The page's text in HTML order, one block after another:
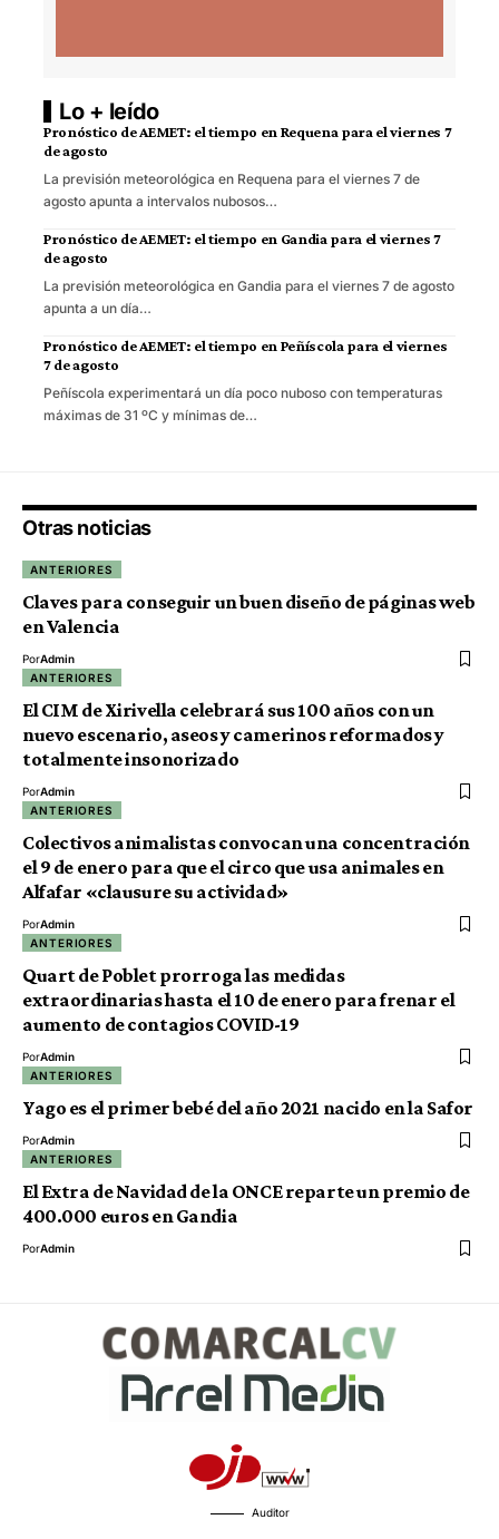
Lo + leído
Pronóstico de AEMET: el tiempo en Requena para el viernes 7
de agosto
La previsión meteorológica en Requena para el viernes 7 de
agosto apunta a intervalos nubosos…
Pronóstico de AEMET: el tiempo en Gandia para el viernes 7
de agosto
La previsión meteorológica en Gandia para el viernes 7 de agosto
apunta a un día…
Pronóstico de AEMET: el tiempo en Peñíscola para el viernes
7 de agosto
Peñíscola experimentará un día poco nuboso con temperaturas
máximas de 31 ºC y mínimas de…
Otras noticias
ANTERIORES
Claves para conseguir un buen diseño de páginas web
en Valencia
PorAdmin
ANTERIORES
El CIM de Xirivella celebrará sus 100 años con un
nuevo escenario, aseos y camerinos reformados y
totalmente insonorizado
PorAdmin
ANTERIORES
Colectivos animalistas convocan una concentración
el 9 de enero para que el circo que usa animales en
Alfafar «clausure su actividad»
PorAdmin
ANTERIORES
Quart de Poblet prorroga las medidas
extraordinarias hasta el 10 de enero para frenar el
aumento de contagios COVID-19
PorAdmin
ANTERIORES
Yago es el primer bebé del año 2021 nacido en la Safor
PorAdmin
ANTERIORES
El Extra de Navidad de la ONCE reparte un premio de
400.000 euros en Gandia
PorAdmin
Auditor